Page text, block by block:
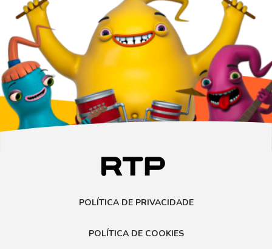
POLÍTICA DE PRIVACIDADE
POLÍTICA DE COOKIES